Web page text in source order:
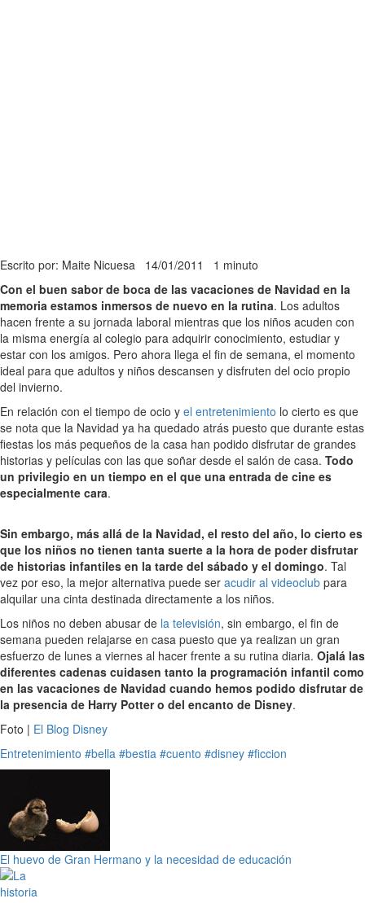
Escrito por: Maite Nicuesa 14/01/2011 1 minuto
Con el buen sabor de boca de las vacaciones de Navidad en la
memoria estamos inmersos de nuevo en la rutina. Los adultos
hacen frente a su jornada laboral mientras que los niños acuden con
la misma energía al colegio para adquirir conocimiento, estudiar y
estar con los amigos. Pero ahora llega el fin de semana, el momento
ideal para que adultos y niños descansen y disfruten del ocio propio
del invierno.
En relación con el tiempo de ocio y el entretenimiento lo cierto es que
se nota que la Navidad ya ha quedado atrás puesto que durante estas
fiestas los más pequeños de la casa han podido disfrutar de grandes
historias y películas con las que soñar desde el salón de casa. Todo
un privilegio en un tiempo en el que una entrada de cine es
especialmente cara.
Sin embargo, más allá de la Navidad, el resto del año, lo cierto es
que los niños no tienen tanta suerte a la hora de poder disfrutar
de historias infantiles en la tarde del sábado y el domingo. Tal
vez por eso, la mejor alternativa puede ser acudir al videoclub para
alquilar una cinta destinada directamente a los niños.
Los niños no deben abusar de la televisión, sin embargo, el fin de
semana pueden relajarse en casa puesto que ya realizan un gran
esfuerzo de lunes a viernes al hacer frente a su rutina diaria. Ojalá las
diferentes cadenas cuidasen tanto la programación infantil como
en las vacaciones de Navidad cuando hemos podido disfrutar de
la presencia de Harry Potter o del encanto de Disney.
Foto | El Blog Disney
Entretenimiento #bella #bestia #cuento #disney #ficcion
El huevo de Gran Hermano y la necesidad de educación